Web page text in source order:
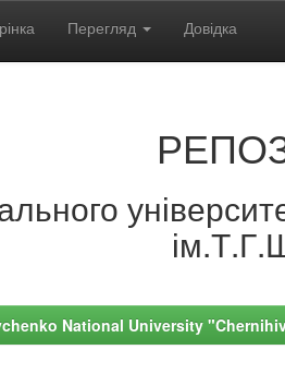
Перегляд Довідка
National University